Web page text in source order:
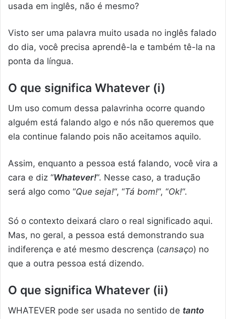
usada em inglês, não é mesmo?
Visto ser uma palavra muito usada no inglês falado
do dia, você precisa aprendê-la e também tê-la na
ponta da língua.
O que significa Whatever (i)
Um uso comum dessa palavrinha ocorre quando
alguém está falando algo e nós não queremos que
ela continue falando pois não aceitamos aquilo.
Assim, enquanto a pessoa está falando, você vira a
cara e diz “Whatever!“. Nesse caso, a tradução
será algo como “Que seja!“, “Tá bom!“, “Ok!“.
Só o contexto deixará claro o real significado aqui.
Mas, no geral, a pessoa está demonstrando sua
indiferença e até mesmo descrença (cansaço) no
que a outra pessoa está dizendo.
O que significa Whatever (ii)
WHATEVER pode ser usada no sentido de tanto